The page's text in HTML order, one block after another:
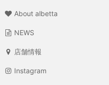
About albetta
NEWS
店舗情報
Instagram